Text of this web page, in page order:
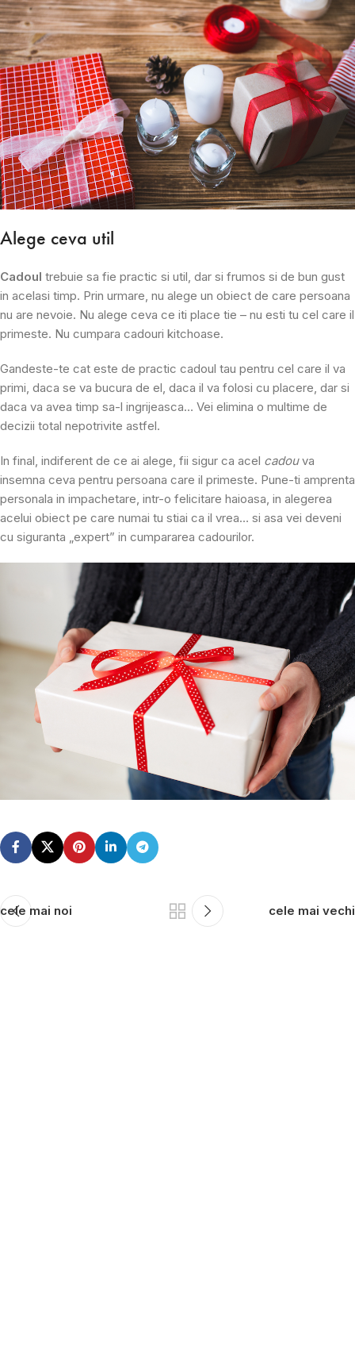
Alege ceva util
Cadoul trebuie sa fie practic si util, dar si frumos si de bun gust
in acelasi timp. Prin urmare, nu alege un obiect de care persoana
nu are nevoie. Nu alege ceva ce iti place tie – nu esti tu cel care il
primeste. Nu cumpara cadouri kitchoase.
Gandeste-te cat este de practic cadoul tau pentru cel care il va
primi, daca se va bucura de el, daca il va folosi cu placere, dar si
daca va avea timp sa-l ingrijeasca… Vei elimina o multime de
decizii total nepotrivite astfel.
In final, indiferent de ce ai alege, fii sigur ca acel cadouva
insemna ceva pentru persoana care il primeste. Pune-ti amprenta
personala in impachetare, intr-o felicitare haioasa, in alegerea
acelui obiect pe care numai tu stiai ca il vrea… si asa vei deveni
cu siguranta „expert” in cumpararea cadourilor.
cele mai noi cele mai vechi